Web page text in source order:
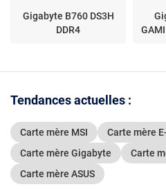
Gigabyte B760 DS3H
DDR4
Tendances actuelles :
Carte mère MSI Carte mère
Carte mère Gigabyte
Carte
Carte mère ASUS